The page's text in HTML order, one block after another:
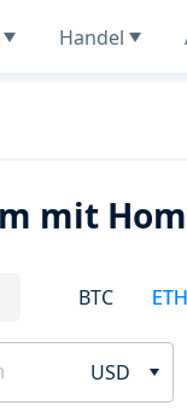
Handel
mit
BTC ETH
USD